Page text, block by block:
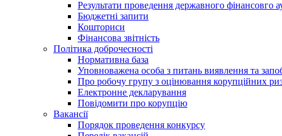
Результати проведення державного фінансовго
Бюджетні запити
Кошториси
Фінансова звітність
Політика доброчесності
Нормативна база
Уповноважена особа з питань виявлення та
Про робочу групу з оцінювання корупційних
Електронне декларування
Повідомити про корупцію
Вакансії
Порядок проведення конкурсу